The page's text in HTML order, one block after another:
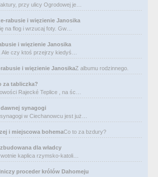
przy ulicy Ogrodowej je…
rabusie i więzienie Janosika
na flog i wrzucaj foty. Gw…
i więzienie Janosika
Ale czy ktoś przejrzy kiedyś…
i więzienie JanosikaZ albumu rodzinnego.
za tabliczka?
Rajecké Teplice , na śc…
synagogi
w Ciechanowcu jest już…
i miejscowa bohemaCo to za bzdury?
dla władcy
kaplica rzymsko-katoli…
proceder królów Dahomeju